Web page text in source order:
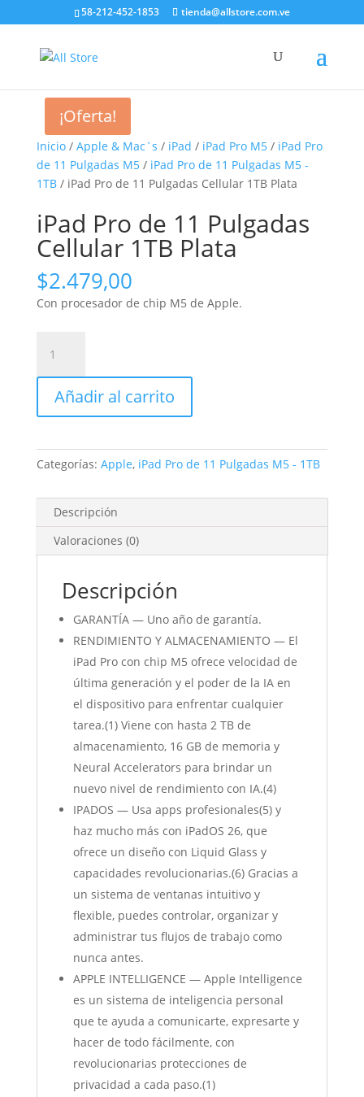
58-212-452-1853 tienda@allstore.com.ve
Inicio/ Apple & Mac`s / iPad / iPad Pro M5/ iPad Pro
de 11 Pulgadas M5/ iPad Pro de 11 Pulgadas M5 -
1TB/ iPad Pro de 11 Pulgadas Cellular 1TB Plata
iPad Pro de 11 Pulgadas
Cellular 1TB Plata
$2.479,00
Con procesador de chip M5 de Apple.
Pro
de
Pulgadas
1TB
Plata
Añadir al carrito
Categorías: Apple, iPad Pro de 11 Pulgadas M5 - 1TB
Descripción
Valoraciones (0)
Descripción
GARANTÍA — Uno año de garantía.
RENDIMIENTO Y ALMACENAMIENTO — El
iPad Pro con chip M5 ofrece velocidad de
última generación y el poder de la IA en
el dispositivo para enfrentar cualquier
tarea.(1) Viene con hasta 2 TB de
almacenamiento, 16 GB de memoria y
Neural Accelerators para brindar un
nuevo nivel de rendimiento con IA.(4)
IPADOS — Usa apps profesionales(5) y
haz mucho más con iPadOS 26, que
ofrece un diseño con Liquid Glass y
capacidades revolucionarias.(6) Gracias a
un sistema de ventanas intuitivo y
flexible, puedes controlar, organizar y
administrar tus flujos de trabajo como
nunca antes.
APPLE INTELLIGENCE — Apple Intelligence
es un sistema de inteligencia personal
que te ayuda a comunicarte, expresarte y
hacer de todo fácilmente, con
revolucionarias protecciones de
privacidad a cada paso.(1)
¡Oferta!